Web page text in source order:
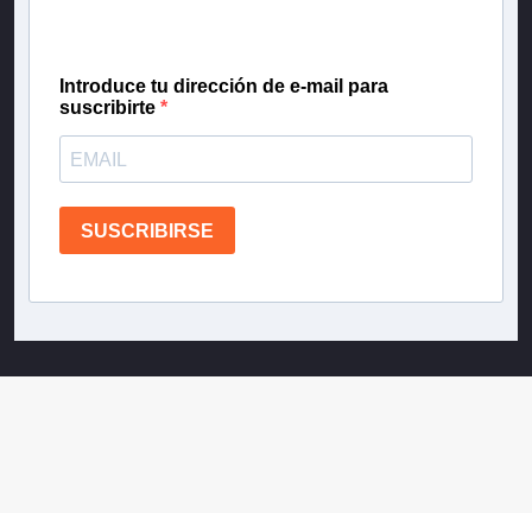
Introduce tu dirección de e-mail para
suscribirte
SUSCRIBIRSE